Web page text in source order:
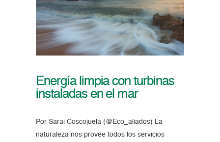
Energía limpia con turbinas
instaladas en el mar
Por Sarai Coscojuela (@Eco_aliados) La
naturaleza nos provee todos los servicios